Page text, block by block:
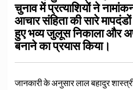
चुनाव में प्रत्याशियों ने
आचार संहिता की सारे
हुए भव्य जुलूस निकाला और
बनाने का प्रयास किया।
जानकारी के अनुसार लाल बहादुर